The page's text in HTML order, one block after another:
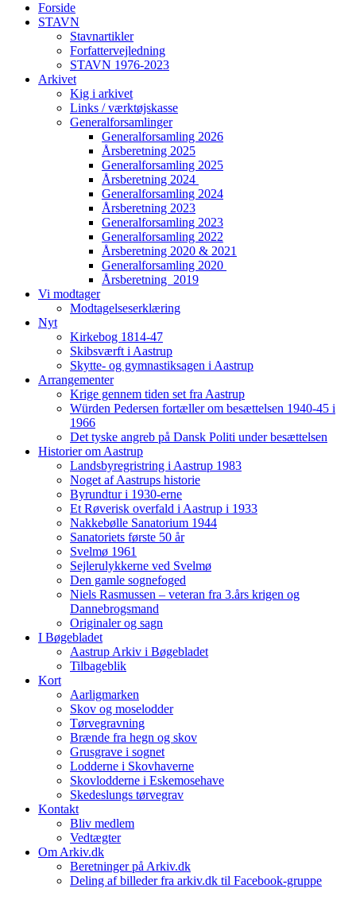
Forside
STAVN
Stavnartikler
Forfattervejledning
STAVN 1976-2023
Arkivet
Kig i arkivet
Links / værktøjskasse
Generalforsamlinger
Generalforsamling 2026
Årsberetning 2025
Generalforsamling 2025
Årsberetning 2024
Generalforsamling 2024
Årsberetning 2023
Generalforsamling 2023
Generalforsamling 2022
Årsberetning 2020 & 2021
Generalforsamling 2020
Årsberetning 2019
Vi modtager
Modtagelseserklæring
Nyt
Kirkebog 1814-47
Skibsværft i Aastrup
Skytte- og gymnastiksagen i Aastrup
Arrangementer
Krige gennem tiden set fra Aastrup
Würden Pedersen fortæller om besættelsen 1940-45 i
1966
Det tyske angreb på Dansk Politi under besættelsen
Historier om Aastrup
Landsbyregristring i Aastrup 1983
Noget af Aastrups historie
Byrundtur i 1930-erne
Et Røverisk overfald i Aastrup i 1933
Nakkebølle Sanatorium 1944
Sanatoriets første 50 år
Svelmø 1961
Sejlerulykkerne ved Svelmø
Den gamle sognefoged
Niels Rasmussen – veteran fra 3.års krigen og
Dannebrogsmand
Originaler og sagn
I Bøgebladet
Aastrup Arkiv i Bøgebladet
Tilbageblik
Kort
Aarligmarken
Skov og moselodder
Tørvegravning
Brænde fra hegn og skov
Grusgrave i sognet
Lodderne i Skovhaverne
Skovlodderne i Eskemosehave
Skedeslungs tørvegrav
Kontakt
Bliv medlem
Vedtægter
Om Arkiv.dk
Beretninger på Arkiv.dk
Deling af billeder fra arkiv.dk til Facebook-gruppe